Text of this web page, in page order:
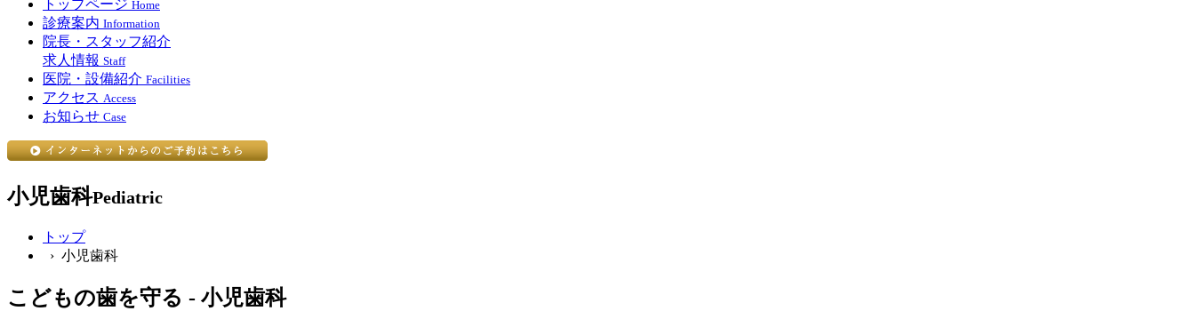
トップページ Home
診療案内 Information
院長・スタッフ紹介
求人情報 Staff
医院・設備紹介 Facilities
アクセス Access
お知らせ Case
小児歯科Pediatric
トップ
› 小児歯科
こどもの歯を守る - 小児歯科